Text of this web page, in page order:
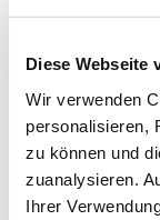
Diese Webseite
Wir verwenden
personalisieren,
zu können und
zuanalysieren.
Ihrer
+49